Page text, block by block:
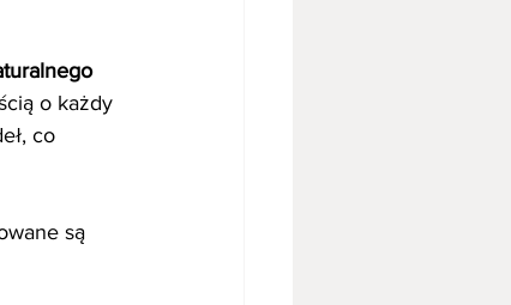
o każdy
co
są